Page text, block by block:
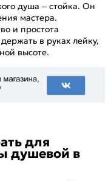
душа – стойка. Он
мастера.
и простота
в руках лейку,
высоте.
для
душевой в